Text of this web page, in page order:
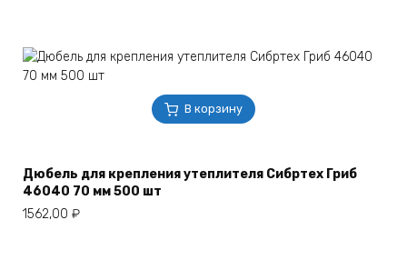
В корзину
Дюбель для крепления утеплителя Сибртех Гриб
46040 70 мм 500 шт
1562,00 ₽